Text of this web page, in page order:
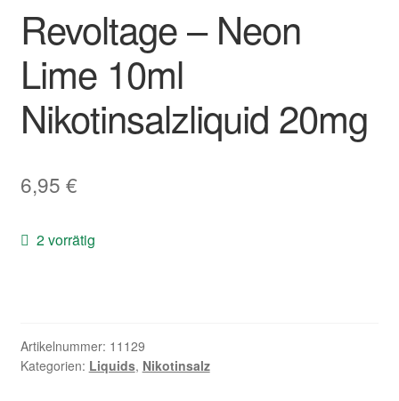
Big Puff
Aromen
Basen & Nikotin
Zubehör
Kundenkarte
Unsere Standorte
Revoltage – Neon
Lime 10ml
Nikotinsalzliquid 20mg
6,95 €
2 vorrätig
Artikelnummer: 11129
Kategorien: Liquids, Nikotinsalz